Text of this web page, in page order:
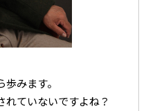
みます。
れていないですよね？